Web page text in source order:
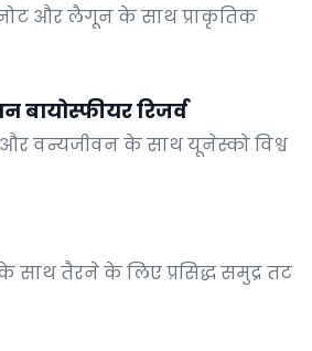
और लैगून के साथ प्राकृतिक
रिजर्व
और वन्यजीवन के साथ यूनेस्को विश्व
तैरने के लिए प्रसिद्ध समुद्र तट